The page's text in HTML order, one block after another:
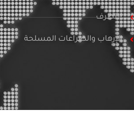
التطرف
الإرهاب والصراعات المسلحة